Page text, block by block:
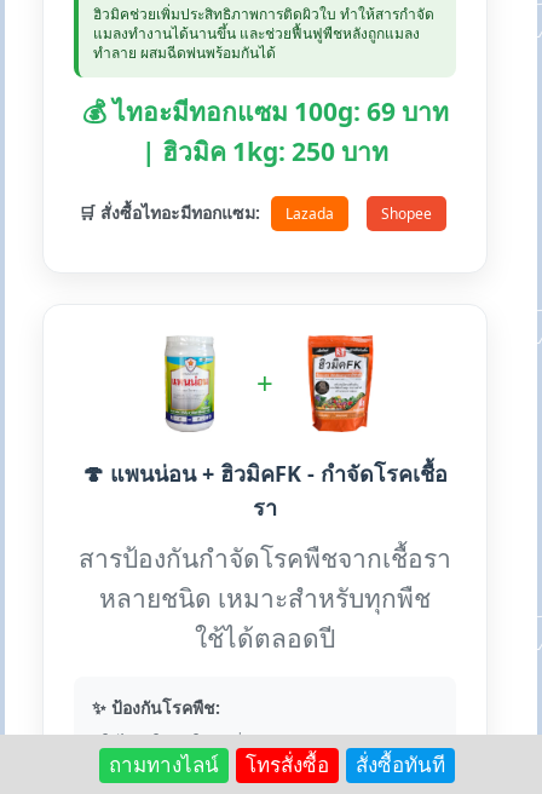
ฮิวมิคช่วยเพิ่มประสิทธิภาพการติดผิวใบ ทำให้สารกำจัด
แมลงทำงานได้นานขึ้น และช่วยฟื้นฟูพืชหลังถูกแมลง
ทำลาย ผสมฉีดพ่นพร้อมกันได้
💰 ไทอะมีทอกแซม 100g: 69 บาท
| ฮิวมิค 1kg: 250 บาท
🛒 สั่งซื้อไทอะมีทอกแซม: Lazada Shopee
+
🍄 แพนน่อน + ฮิวมิคFK - กำจัดโรคเชื้อ
รา
สารป้องกันกำจัดโรคพืชจากเชื้อรา
หลายชนิด เหมาะสำหรับทุกพืช
ใช้ได้ตลอดปี
✨ ป้องกันโรคพืช:
• ราน้ำค้าง ราสนิม ไปทอปธอร่า
• แอนแทรคโนส กุ้งแห้ง
ถามทางไลน์ โทรสั่งซื้อ สั่งซื้อทันที